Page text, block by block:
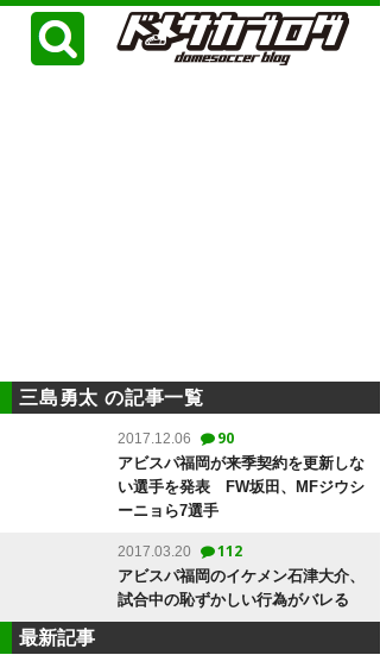
三島勇太 の記事一覧
2017.12.06 90
アビスパ福岡が来季契約を更新しな
い選手を発表 FW坂田、MFジウシ
ーニョら7選手
2017.03.20 112
アビスパ福岡のイケメン石津大介、
試合中の恥ずかしい行為がバレる
最新記事